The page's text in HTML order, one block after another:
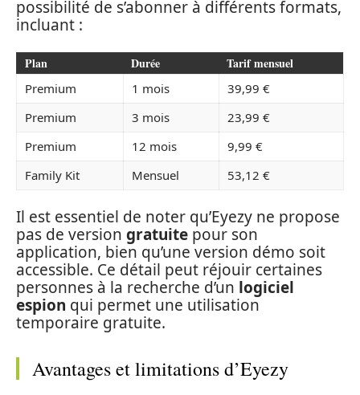
possibilité de s’abonner à différents formats,
incluant :
Plan Durée Tarif mensuel
Premium 1 mois
39,99 €
Premium
3 mois
23,99 €
Premium
12 mois
9,99 €
Family Kit
Mensuel 53,12 €
Il est essentiel de noter qu’Eyezy ne propose
pas de version gratuite pour son
application, bien qu’une version démo soit
accessible. Ce détail peut réjouir certaines
personnes à la recherche d’un logiciel
espion qui permet une utilisation
temporaire gratuite.
Avantages et limitations d’Eyezy